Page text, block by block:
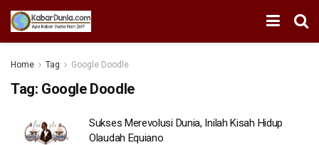
Home Tag Google Doodle
Tag: Google Doodle
Sukses Merevolusi Dunia, Inilah Kisah Hidup
Olaudah Equiano